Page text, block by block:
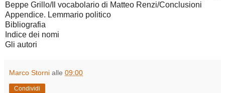
Beppe Grillo/Il vocabolario di Matteo Renzi/Conclusioni
Appendice. Lemmario politico
Bibliografia
Indice dei nomi
Gli autori
Marco Storni alle 09:00
Condividi